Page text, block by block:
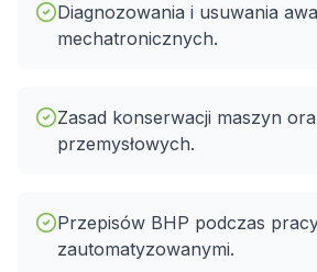
Diagnozowania i usuwania
mechatronicznych.
Zasad konserwacji maszyn
przemysłowych.
Przepisów BHP podczas
zautomatyzowanymi.